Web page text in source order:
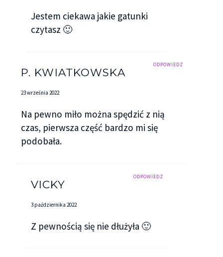
Jestem ciekawa jakie gatunki
czytasz 🙂
ODPOWIEDZ
P. KWIATKOWSKA
23 września 2022
Na pewno miło można spędzić z nią
czas, pierwsza część bardzo mi się
podobała.
ODPOWIEDZ
VICKY
3 października 2022
Z pewnością się nie dłużyła 🙂